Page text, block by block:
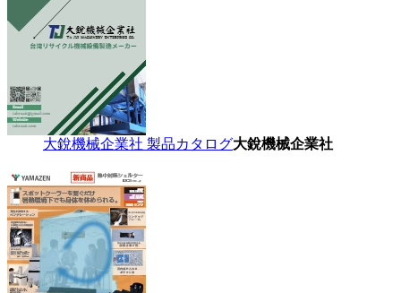
大銳機械企業社 製品カタログ大銳機械企業社